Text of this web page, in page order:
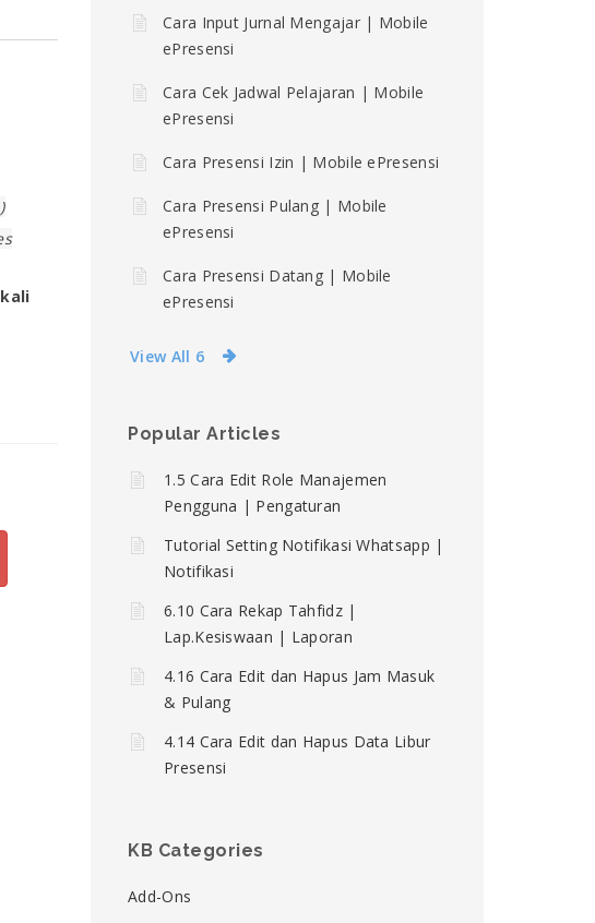
Cara Input Jurnal Mengajar | Mobile
ePresensi
Cara Cek Jadwal Pelajaran | Mobile
ePresensi
Cara Presensi Izin | Mobile ePresensi
Cara Presensi Pulang | Mobile
ePresensi
Cara Presensi Datang | Mobile
ePresensi
View All 6
Popular Articles
1.5 Cara Edit Role Manajemen
Pengguna | Pengaturan
Tutorial Setting Notifikasi Whatsapp |
Notifikasi
6.10 Cara Rekap Tahfidz |
Lap.Kesiswaan | Laporan
4.16 Cara Edit dan Hapus Jam Masuk
& Pulang
4.14 Cara Edit dan Hapus Data Libur
Presensi
KB Categories
Add-Ons